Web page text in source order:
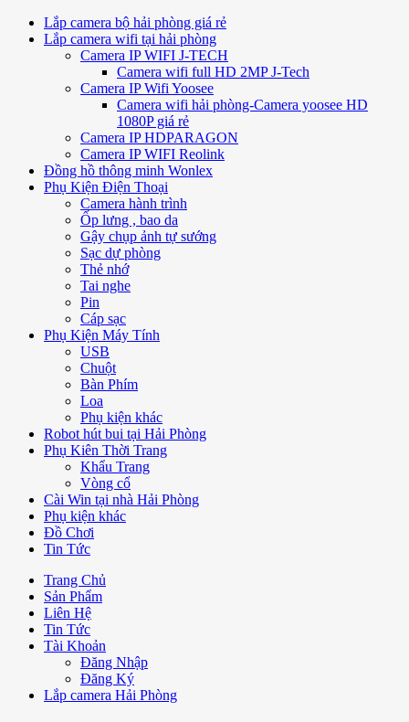
Lắp camera bộ hải phòng giá rẻ
Lắp camera wifi tại hải phòng
Camera IP WIFI J-TECH
Camera wifi full HD 2MP J-Tech
Camera IP Wifi Yoosee
Camera wifi hải phòng-Camera yoosee HD
1080P giá rẻ
Camera IP HDPARAGON
Camera IP WIFI Reolink
Đồng hồ thông minh Wonlex
Phụ Kiện Điện Thoại
Camera hành trình
Ốp lưng , bao da
Gậy chụp ảnh tự sướng
Sạc dự phòng
Thẻ nhớ
Tai nghe
Pin
Cáp sạc
Phụ Kiện Máy Tính
USB
Chuột
Bàn Phím
Loa
Phụ kiện khác
Robot hút bui tại Hải Phòng
Phụ Kiên Thời Trang
Khẩu Trang
Vòng cổ
Cài Win tại nhà Hải Phòng
Phụ kiện khác
Đồ Chơi
Tin Tức
Trang Chủ
Sản Phẩm
Liên Hệ
Tin Tức
Tài Khoản
Đăng Nhập
Đăng Ký
Lắp camera Hải Phòng